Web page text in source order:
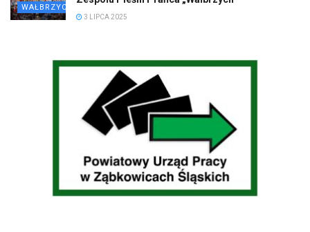
WAŁBRZYCH
3 LIPCA 2025